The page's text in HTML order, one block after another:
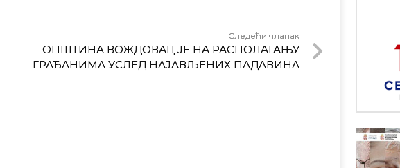
Следећи чланак
ОПШТИНА ВОЖДОВАЦ ЈЕ НА РАСПОЛАГАЊУ
ГРАЂАНИМА УСЛЕД НАЈАВЉЕНИХ ПАДАВИНА